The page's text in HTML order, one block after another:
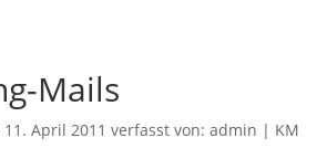
Mails
11. April 2011 verfasst von:admin | KM